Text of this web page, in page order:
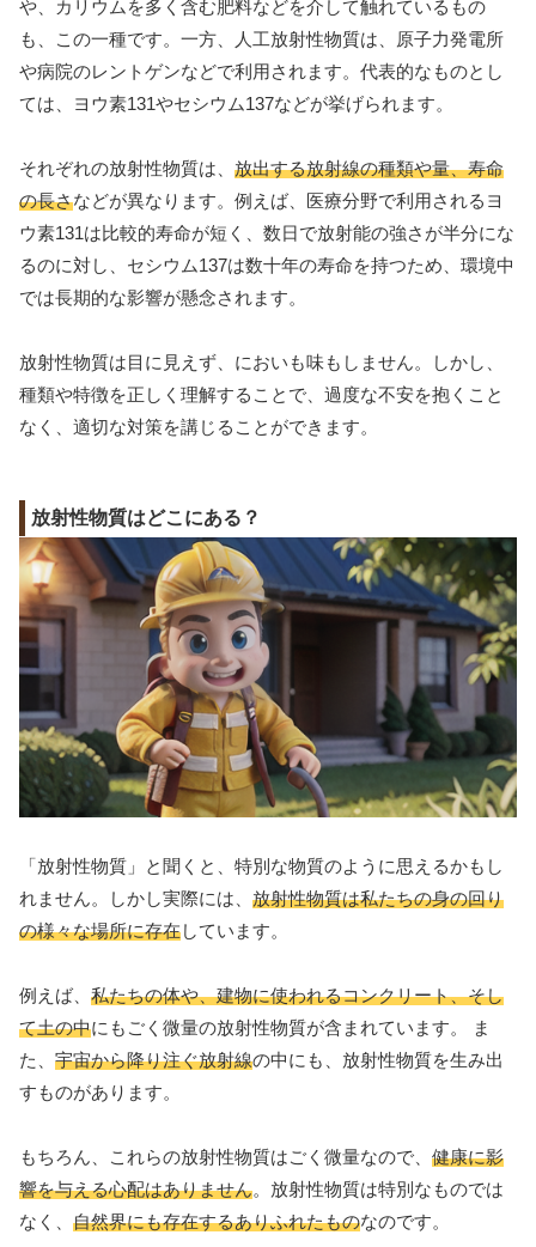
や、カリウムを多く含む肥料などを介して触れているもの
も、この一種です。一方、人工放射性物質は、原子力発電所
や病院のレントゲンなどで利用されます。代表的なものとし
ては、ヨウ素131やセシウム137などが挙げられます。
それぞれの放射性物質は、 放出する放射線の種類や量、寿命
の長さなどが異なります。例えば、医療分野で利用されるヨ
ウ素131は比較的寿命が短く、数日で放射能の強さが半分にな
るのに対し、セシウム137は数十年の寿命を持つため、環境中
では長期的な影響が懸念されます。
放射性物質は目に見えず、においも味もしません。しかし、
種類や特徴を正しく理解することで、過度な不安を抱くこと
なく、適切な対策を講じることができます。
放射性物質はどこにある？
「放射性物質」と聞くと、特別な物質のように思えるかもし
れません。しかし実際には、 放射性物質は私たちの身の回り
の様々な場所に存在しています。
例えば、 私たちの体や、建物に使われるコンクリート、そし
て土の中にもごく微量の放射性物質が含まれています。 ま
た、 宇宙から降り注ぐ放射線の中にも、放射性物質を生み出
すものがあります。
もちろん、これらの放射性物質はごく微量なので、 健康に影
響を与える心配はありません。放射性物質は特別なものでは
なく、 自然界にも存在するありふれたものなのです。